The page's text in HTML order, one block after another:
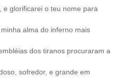
glorificarei o teu nome para
alma do inferno mais
dos tiranos procuraram a
sofredor, e grande em